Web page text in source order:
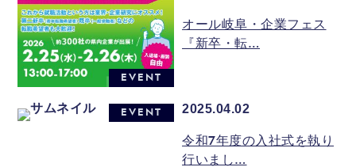
EVENT
オール岐阜・企業フェス
『新卒・転…
EVENT 2025.04.02
令和7年度の入社式を執り
行いまし…